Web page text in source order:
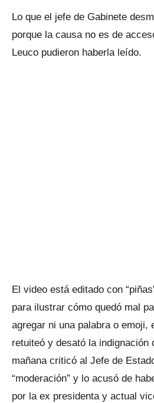
Lo que el jefe de Gabinete
porque la causa no es de
Leuco pudieron haberla leído.
El video está editado con
para ilustrar cómo quedó mal
agregar ni una palabra o emoji,
retuiteó y desató la indignación
mañana criticó al Jefe de
“moderación” y lo acusó de
por la ex presidenta y actual